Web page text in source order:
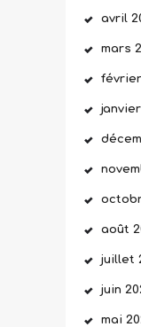
avril
mars
août
juillet
juin
mai